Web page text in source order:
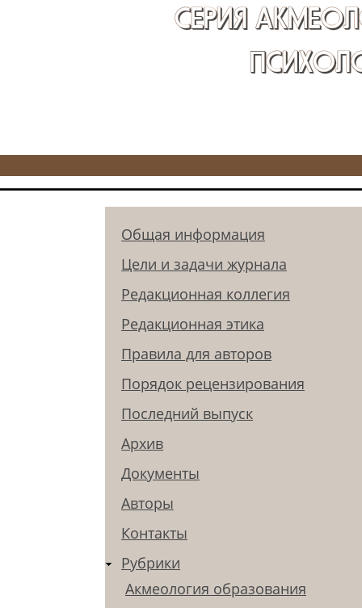
СЕРИЯ
Общая информация
Цели и задачи журнала
Редакционная коллегия
Редакционная этика
Правила для авторов
Порядок рецензирования
Последний выпуск
Архив
Документы
Авторы
Контакты
Рубрики
Акмеология образования